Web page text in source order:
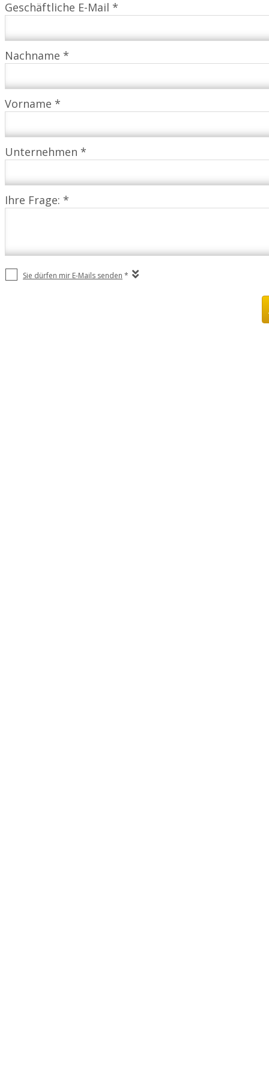
Geschäftliche E-Mail *
Nachname *
Vorname *
Unternehmen *
Ihre Frage: *
Sie dürfen mir E-Mails senden *